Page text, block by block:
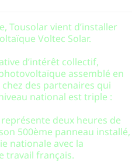
Tousolar vient d’installer
Voltec Solar.
d’intérêt collectif,
assemblé en
des partenaires qui
national est triple :
représente deux heures de
500ème panneau installé,
nationale avec la
travail français.